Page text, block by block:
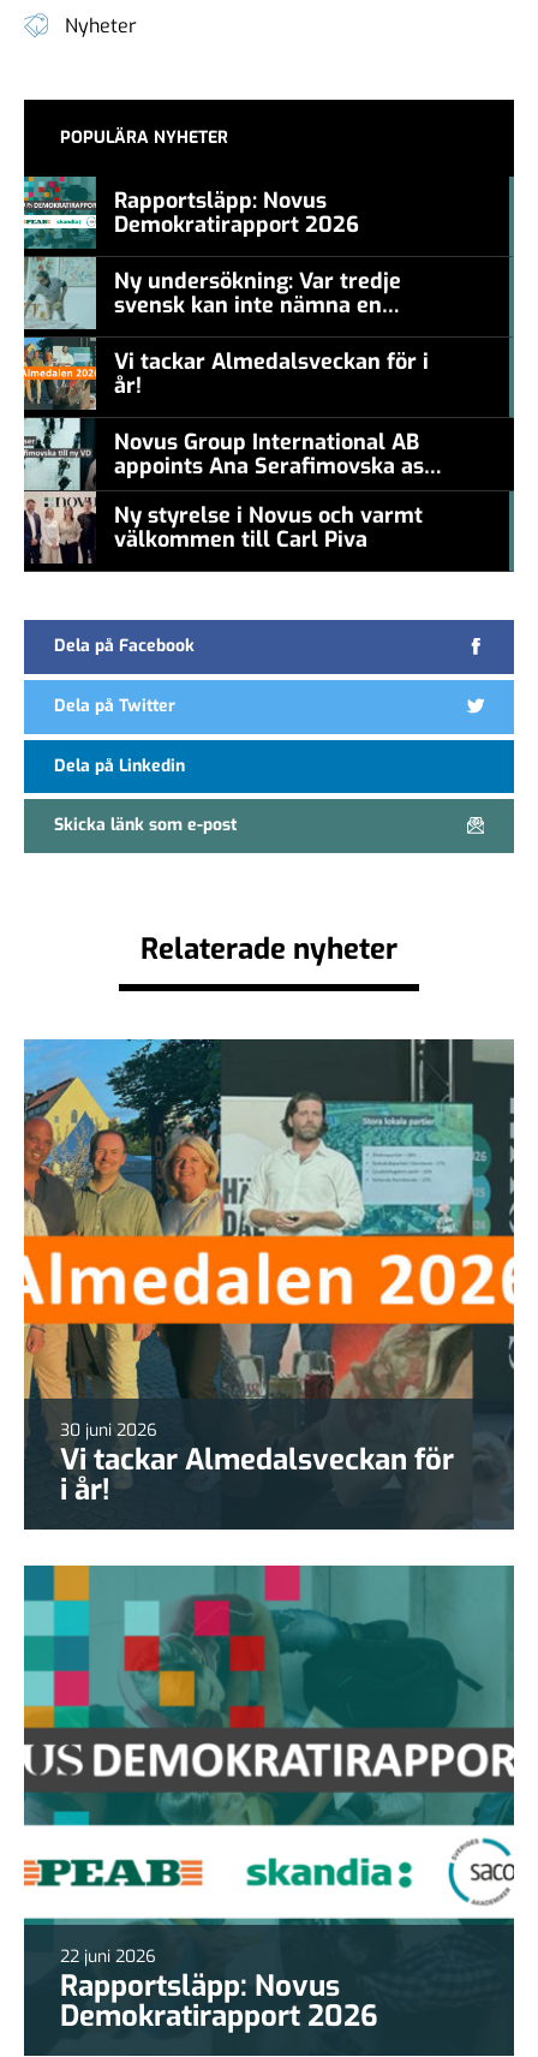
Nyheter
POPULÄRA NYHETER
Rapportsläpp: Novus
Demokratirapport 2026
Ny undersökning: Var tredje
svensk kan inte nämna en
levande konstnär
Vi tackar Almedalsveckan för i
år!
Novus Group International AB
appoints Ana Serafimovska as
new CEO
Ny styrelse i Novus och varmt
välkommen till Carl Piva
Dela på Facebook
Dela på Twitter
Dela på Linkedin
Skicka länk som e-post
Relaterade nyheter
30 juni 2026
Vi tackar Almedalsveckan för
i år!
22 juni 2026
Rapportsläpp: Novus
Demokratirapport 2026